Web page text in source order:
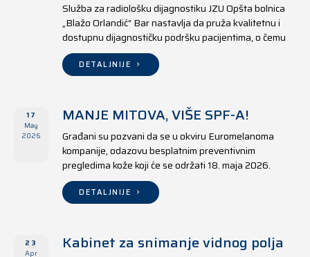
Služba za radiološku dijagnostiku JZU Opšta bolnica
„Blažo Orlandić“ Bar nastavlja da pruža kvalitetnu i
dostupnu dijagnostičku podršku pacijentima, o čemu
svjedoče i rezultati ostvareni u periodu od 1. januara
do 17. juna 2026. godine.
DETALJNIJE
17
May
2026
MANJE MITOVA, VIŠE SPF-A!
Građani su pozvani da se u okviru Euromelanoma
kompanije, odazovu besplatnim preventivnim
pregledima kože koji će se održati 18. maja 2026.
godine u jedanaest opština širom Crne Gore, kako u
državnim tako i u privatnim zdravstvenim ustanovama.
DETALJNIJE
23
Apr
Kabinet za snimanje vidnog polja